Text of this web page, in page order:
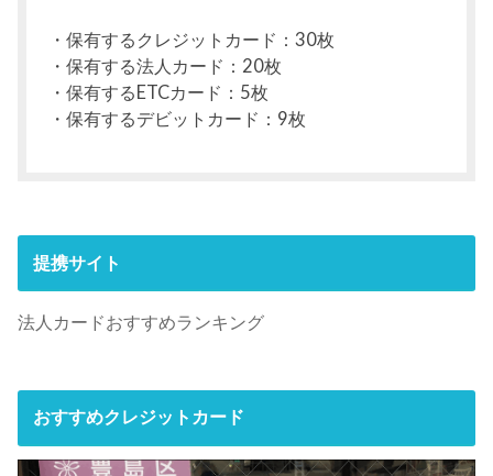
・保有するクレジットカード：30枚
・保有する法人カード：20枚
・保有するETCカード：5枚
・保有するデビットカード：9枚
提携サイト
法人カードおすすめランキング
おすすめクレジットカード